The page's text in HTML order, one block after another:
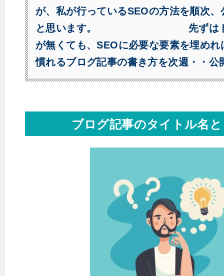
が、私が行っているSEOの方法を順次、
と思います。 先ずはドメ
が無くても、SEOに必要な要素を埋めれ
慣れるブログ記事の書き方を次週・・公
ブログ記事のタイトル名